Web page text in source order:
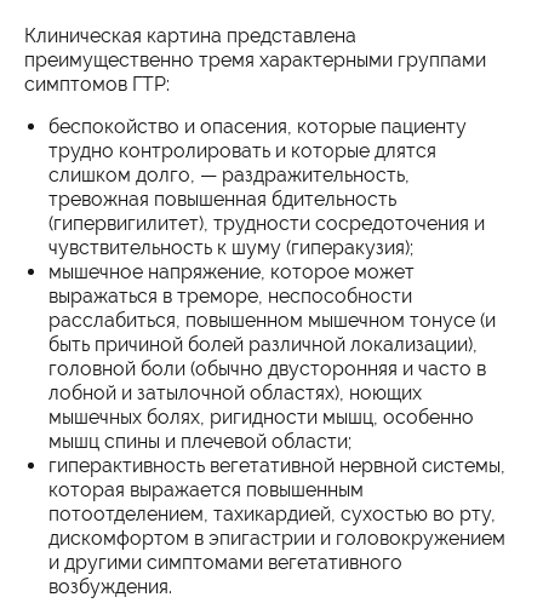
Клиническая картина представлена
преимущественно тремя характерными группами
симптомов ГТР:
беспокойство и опасения, которые пациенту
трудно контролировать и которые длятся
слишком долго, — раздражительность,
тревожная повышенная бдительность
(гипервигилитет), трудности сосредоточения и
чувствительность к шуму (гиперакузия);
мышечное напряжение, которое может
выражаться в треморе, неспособности
расслабиться, повышенном мышечном тонусе (и
быть причиной болей различной локализации),
головной боли (обычно двусторонняя и часто в
лобной и затылочной областях), ноющих
мышечных болях, ригидности мышц, особенно
мышц спины и плечевой области;
гиперактивность вегетативной нервной системы,
которая выражается повышенным
потоотделением, тахикардией, сухостью во рту,
дискомфортом в эпигастрии и головокружением
и другими симптомами вегетативного
возбуждения.